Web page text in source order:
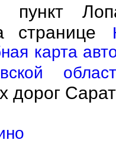
пункт
странице
карта
дорог